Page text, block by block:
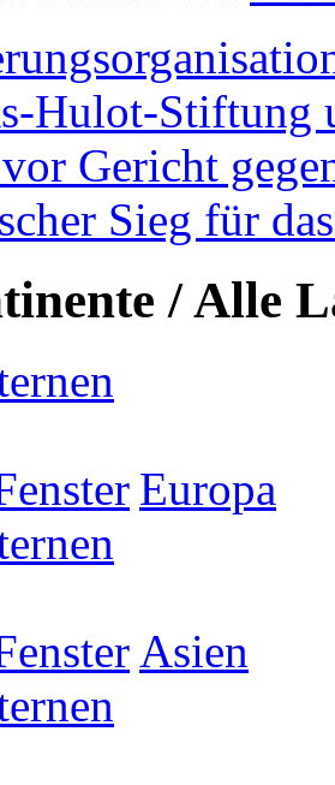
Hulot-Stiftung
Gericht
Sieg für
/ Alle
Europa
Asien